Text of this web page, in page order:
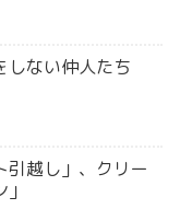
しない仲人たち
引越し」、クリー